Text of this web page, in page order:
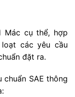
Mác cụ thể, hợp
các yêu cầu
đặt ra.
SAE thông